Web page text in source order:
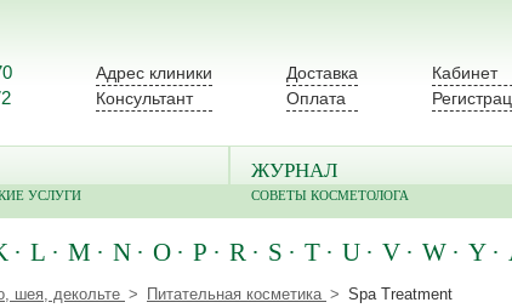
Адрес клиники
Консультант
Доставка
Оплата
Кабинет
УСЛУГИ
ЖУРНАЛ
СОВЕТЫ КОСМЕТОЛОГА
L M N O P R S T U V W Y
шея, декольте Питательная косметика Spa Treatment